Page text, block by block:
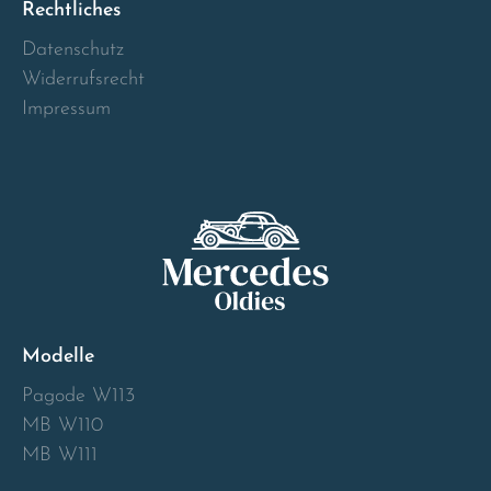
Rechtliches
Datenschutz
Widerrufsrecht
Impressum
Modelle
Pagode W113
MB W110
MB W111
Norway
Österreich
Slovakia
Slovenia